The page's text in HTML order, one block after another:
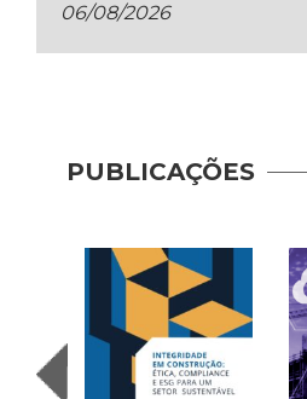
06/08/2026
PUBLICAÇÕES